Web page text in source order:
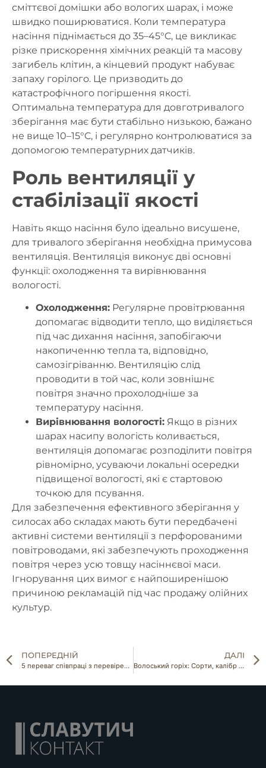
сміттєвої домішки або вологих шарах, і може
швидко поширюватися. Коли температура
насіння піднімається до 35–45°C, це викликає
різке прискорення хімічних реакцій та масову
загибель клітин, а кінцевий продукт набуває
запаху горілого. Це призводить до
катастрофічного погіршення якості.
Оптимальна температура для довготривалого
зберігання має бути стабільно низькою, бажано
не вище 10–15°C, і регулярно контролюватися за
допомогою температурних датчиків.
Роль вентиляції у
стабілізації якості
Навіть якщо насіння було ідеально висушене,
для тривалого зберігання необхідна примусова
вентиляція. Вентиляція виконує дві основні
функції: охолодження та вирівнювання
вологості.
Охолодження: Регулярне провітрювання
допомагає відводити тепло, що виділяється
під час дихання насіння, запобігаючи
накопиченню тепла та, відповідно,
самозігріванню. Вентиляцію слід
проводити в той час, коли зовнішнє
повітря значно прохолодніше за
температуру насіння.
Вирівнювання вологості: Якщо в різних
шарах насипу вологість коливається,
вентиляція допомагає розподілити повітря
рівномірно, усуваючи локальні осередки
підвищеної вологості, які є стартовою
точкою для псування.
Для забезпечення ефективного зберігання у
силосах або складах мають бути передбачені
активні системи вентиляції з перфорованими
повітроводами, які забезпечують проходження
повітря через усю товщу насіннєвої маси.
Ігнорування цих вимог є найпоширенішою
причиною рекламацій під час продажу олійних
культур.
ПОПЕРЕДНІЙ
5 переваг співпраці з перевіреними постачальниками горіхів
ДАЛІ
Волоський горіх: Сорти, калібр та їхнє промислове використання